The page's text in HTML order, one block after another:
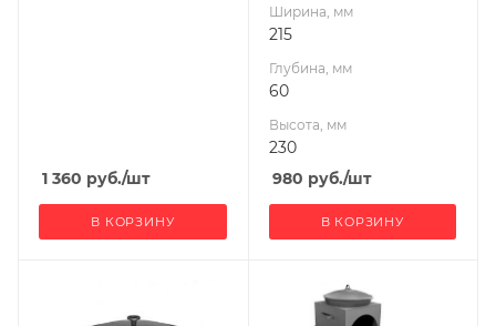
1 360 руб./шт
В КОРЗИНУ
Ширина, мм
215
Глубина, мм
60
Высота, мм
230
980 руб./шт
В КОРЗИНУ